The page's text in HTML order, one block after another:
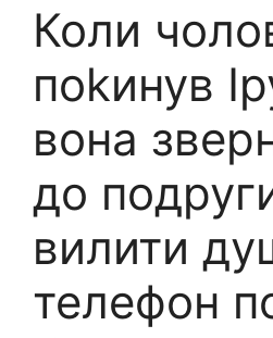
Коли
поkинув
вона
до
вилити
телефон